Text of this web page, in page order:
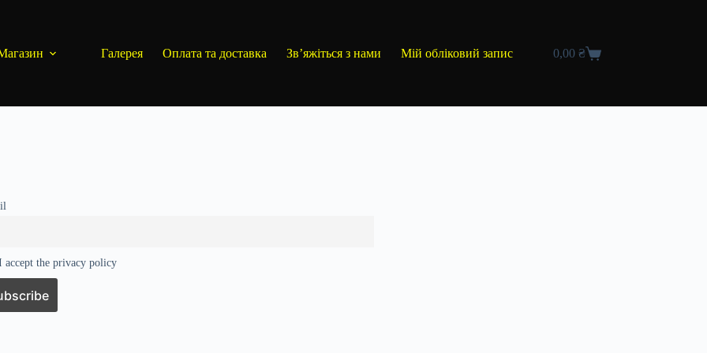
Галерея Оплата та доставка Зв’яжіться з нами Мій обліковий запис Кошик
0,00 ₴
accept the privacy policy